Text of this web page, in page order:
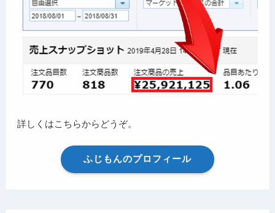
詳しくはこちらからどうぞ。
ふじもんのプロフィール